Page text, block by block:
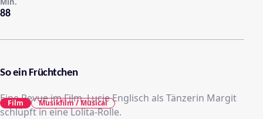
88
So ein Früchtchen
Eine Revue im Film. Lucie Englisch als Tänzerin Margit
schlüpft in eine Lolita-Rolle.
Film Musikfilm / Musical